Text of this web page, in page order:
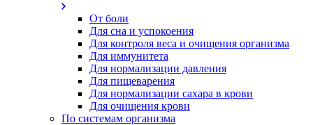
От боли
Для сна и успокоения
Для контроля веса и очищения организма
Для иммунитета
Для нормализации давления
Для пищеварения
Для нормализации сахара в крови
Для очищения крови
По системам организма